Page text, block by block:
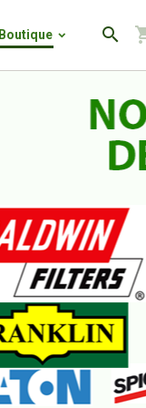
Boutique